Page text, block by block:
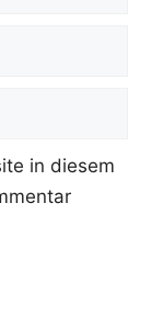
in diesem